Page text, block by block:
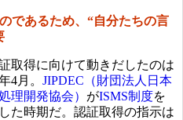
であるため、“自分たちの言
取得に向けて動きだしたのは
4月。 JIPDEC（財団法人日本
理開発協会） がISMS制度を
た時期だ。認証取得の指示は